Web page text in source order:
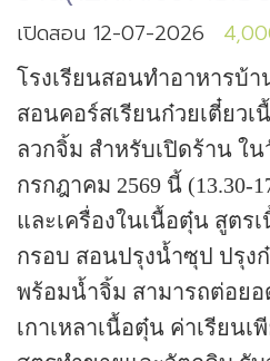
เปิดสอน 12-07-2026
โรงเรียนสอนทำอาหารบ้
สอนคอร์สเรียนก๋วยเตี๋ยว
ลวกจิ้ม สำหรับเปิดร้าน ใ
กรกฎาคม 2569 นี้ (13.30-
และเครื่องในเนื้อตุ๋น สูตร
กรอบ สอนปรุงน้ำซุป ปรุง
พร้อมน้ำจิ้ม สามารถต่อย
เกาเหลาเนื้อตุ๋น ค่าเรียนเ